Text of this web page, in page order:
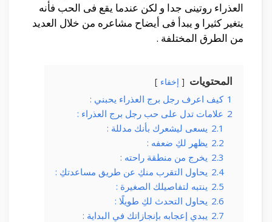
العذراء روتينى جدا و لكن عندما يقع فى الحب فأنه
يتغير كثيرا و يبدأ فى أيضاح مشاعره من خلال العديد
من الطرق المختلفة .
المحتويات إخفاء
1 كيف اعرف رجل برج العذراء يحبني :
2 علامات تدل على حب رجل برج العذراء :
2.1 يسعى ليشعرك بأنك مدللة :
2.2 يظهر لكِ ضعفه :
2.3 يخرج من منطقة راحته :
2.4 يحاول التقرب منكِ عن طريق مساعدتكِ :
2.5 ينتبه لتفاصيلك الصغيرة :
2.6 يحاول التحدث لكِ طويلًا :
2.7 يبدي إعجابه بإنجازاتك في البداية :